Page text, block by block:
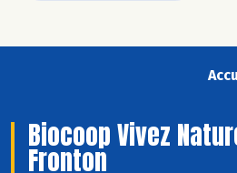
Biocoop Vivez
Fronton